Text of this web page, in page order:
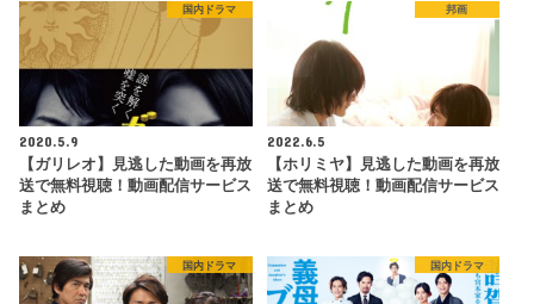
国内ドラマ
2020.5.9
【ガリレオ】見逃した動画を再放
送で無料視聴！動画配信サービス
まとめ
邦画
2022.6.5
【ホリミヤ】見逃した動画を再放
送で無料視聴！動画配信サービス
まとめ
国内ドラマ 国内ドラマ